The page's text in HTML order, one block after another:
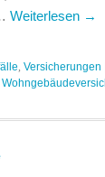
Weiterlesen →
Versicherungen